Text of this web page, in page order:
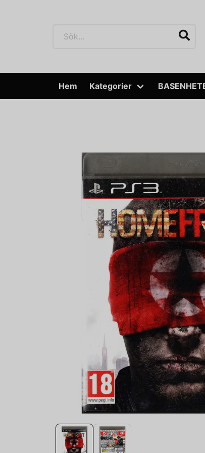
Hem Kategorier